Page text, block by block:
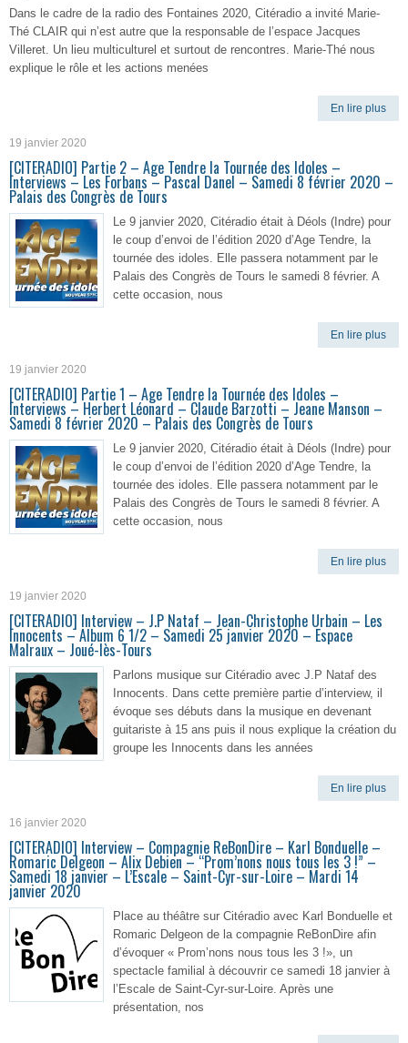
Dans le cadre de la radio des Fontaines 2020, Citéradio a invité Marie-
Thé CLAIR qui n’est autre que la responsable de l’espace Jacques
Villeret. Un lieu multiculturel et surtout de rencontres. Marie-Thé nous
explique le rôle et les actions menées
En lire plus
19 janvier 2020
[CITERADIO] Partie 2 – Age Tendre la Tournée des Idoles –
Interviews – Les Forbans – Pascal Danel – Samedi 8 février 2020 –
Palais des Congrès de Tours
Le 9 janvier 2020, Citéradio était à Déols (Indre) pour
le coup d’envoi de l’édition 2020 d’Age Tendre, la
tournée des idoles. Elle passera notamment par le
Palais des Congrès de Tours le samedi 8 février. A
cette occasion, nous
En lire plus
19 janvier 2020
[CITERADIO] Partie 1 – Age Tendre la Tournée des Idoles –
Interviews – Herbert Léonard – Claude Barzotti – Jeane Manson –
Samedi 8 février 2020 – Palais des Congrès de Tours
Le 9 janvier 2020, Citéradio était à Déols (Indre) pour
le coup d’envoi de l’édition 2020 d’Age Tendre, la
tournée des idoles. Elle passera notamment par le
Palais des Congrès de Tours le samedi 8 février. A
cette occasion, nous
En lire plus
19 janvier 2020
[CITERADIO] Interview – J.P Nataf – Jean-Christophe Urbain – Les
Innocents – Album 6 1/2 – Samedi 25 janvier 2020 – Espace
Malraux – Joué-lès-Tours
Parlons musique sur Citéradio avec J.P Nataf des
Innocents. Dans cette première partie d’interview, il
évoque ses débuts dans la musique en devenant
guitariste à 15 ans puis il nous explique la création du
groupe les Innocents dans les années
En lire plus
16 janvier 2020
[CITERADIO] Interview – Compagnie ReBonDire – Karl Bonduelle –
Romaric Delgeon – Alix Debien – “Prom’nons nous tous les 3 !” –
Samedi 18 janvier – L’Escale – Saint-Cyr-sur-Loire – Mardi 14
janvier 2020
Place au théâtre sur Citéradio avec Karl Bonduelle et
Romaric Delgeon de la compagnie ReBonDire afin
d’évoquer « Prom’nons nous tous les 3 !», un
spectacle familial à découvrir ce samedi 18 janvier à
l’Escale de Saint-Cyr-sur-Loire. Après une
présentation, nos